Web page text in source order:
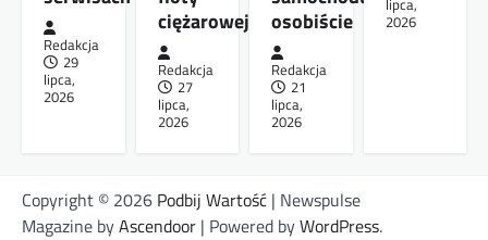
Redakcja
29
lipca,
2026
ciężarowej
Redakcja
27
lipca,
2026
osobiście
Redakcja
21
lipca,
2026
lipca,
2026
Copyright © 2026 Podbij Wartość | Newspulse
Magazine byAscendoor | Powered byWordPress.